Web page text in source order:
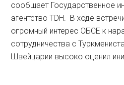
сообщает Государственное
агентство TDH. В ходе
огромный интерес ОБСЕ к
сотрудничества с
Швейцарии высоко оценил